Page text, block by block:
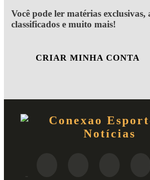
Você pode ler matérias
classificados e muito mais!
CRIAR MINHA CONTA